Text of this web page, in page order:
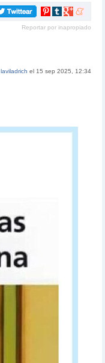
Compartir
Pinterest
Compartir
tumblr
Compartir
Google+
Compartir
meneame
Reportar por inapropiado
laviladrich el 15 sep 2025, 12:34